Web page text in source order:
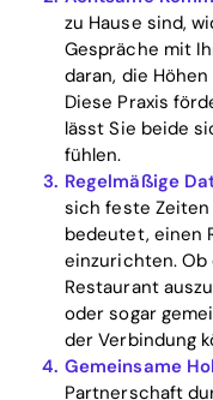
zu Hause sind,
Gespräche mit
daran, die
Diese Praxis
lässt Sie beide
fühlen.
Regelmäßige
sich feste
bedeutet, einen
einzurichten. Ob
Restaurant
oder sogar
der Verbindung
Gemeinsame
Partnerschaft